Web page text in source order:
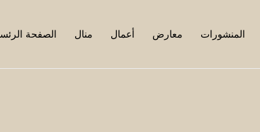
الصفحة منال أعمال معارض المنشورات